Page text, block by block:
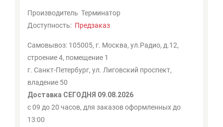
Производитель Терминатор
Доступность: Предзаказ
Самовывоз: 105005, г. Москва, ул.Радио, д.12,
строение 4, помещение 1
г. Санкт-Петербург, ул. Лиговский проспект,
владение 50
Доставка СЕГОДНЯ 09.08.2026
с 09 до 20 часов, для заказов оформленных до
13:00